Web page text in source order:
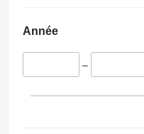
Année
–